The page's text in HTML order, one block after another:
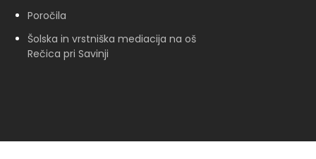
Poročila
Šolska in vrstniška mediacija na oš
Rečica pri Savinji